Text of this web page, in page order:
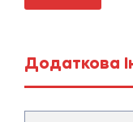
Додаткова